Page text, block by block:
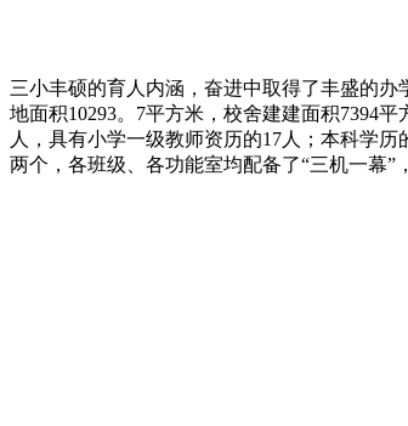
三小丰硕的育人内涵，奋进中取得了丰盛的办
地面积10293。7平方米，校舍建建面积7394
人，具有小学一级教师资历的17人；本科学
两个，各班级、各功能室均配备了“三机一幕